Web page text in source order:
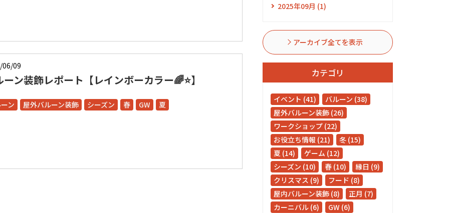
06/09
ーン装飾レポート【レインボーカラー🌈⭐】
ン 屋外バルーン装飾 シーズン 春 GW 夏
2025年09月 (1)
アーカイブ全てを表示
カテゴリ
イベント (41)
バルーン (38)
屋外バルーン装飾 (26)
ワークショップ (22)
お役立ち情報 (21)
冬 (15)
夏 (14)
ゲーム (12)
シーズン (10)
春 (10)
縁日 (9)
クリスマス (9)
フード (8)
屋内バルーン装飾 (8)
正月 (7)
カーニバル (6)
GW (6)